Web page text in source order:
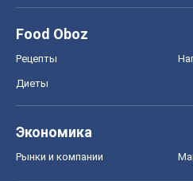
Food Oboz
Рецепты
Диеты
Экономика
Рынки и компании